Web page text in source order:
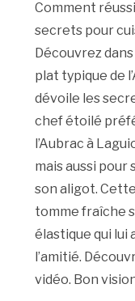
Comment
secrets pour
Découvrez
plat typique de
dévoile les
chef étoilé
l’Aubrac à
mais aussi pour
son aligot.
tomme fraîche
élastique qui lui
l’amitié.
vidéo. Bon